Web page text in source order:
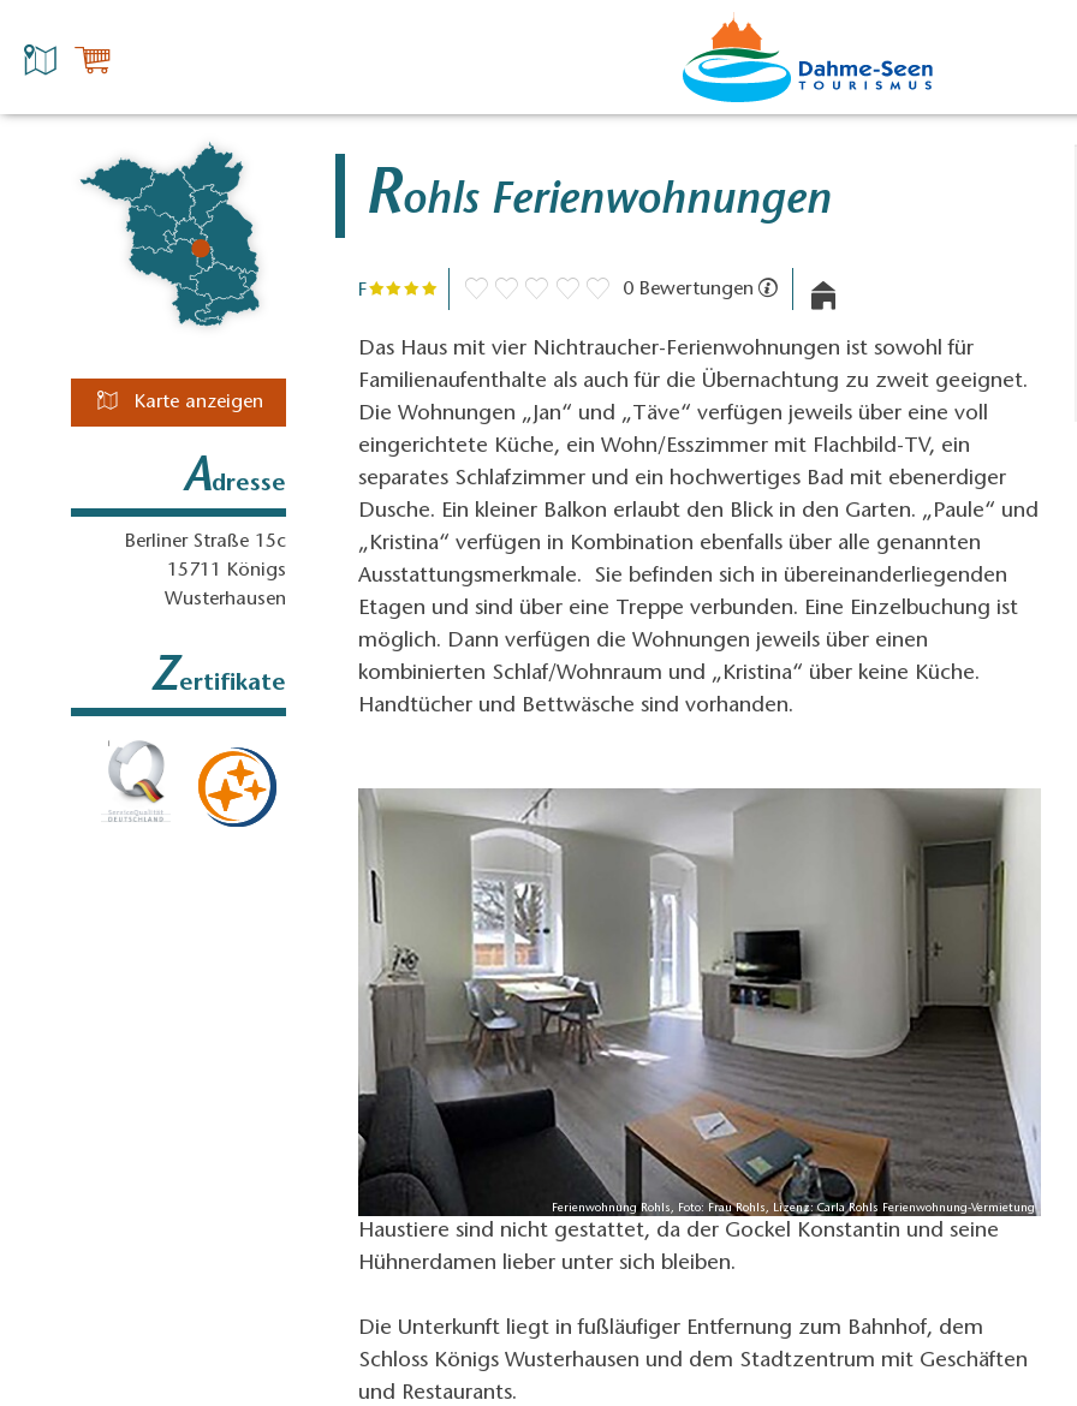
Karte anzeigen
Adresse
Berliner Straße 15c
15711 Königs
Wusterhausen
Zertifikate
Rohls Ferienwohnungen
F 0 Bewertungen
Das Haus mit vier Nichtraucher-Ferienwohnungen ist sowohl für
Familienaufenthalte als auch für die Übernachtung zu zweit geeignet.
Die Wohnungen „Jan“ und „Täve“ verfügen jeweils über eine voll
eingerichtete Küche, ein Wohn/Esszimmer mit Flachbild-TV, ein
separates Schlafzimmer und ein hochwertiges Bad mit ebenerdiger
Dusche. Ein kleiner Balkon erlaubt den Blick in den Garten. „Paule“ und
„Kristina“ verfügen in Kombination ebenfalls über alle genannten
Ausstattungsmerkmale. Sie befinden sich in übereinanderliegenden
Etagen und sind über eine Treppe verbunden. Eine Einzelbuchung ist
möglich. Dann verfügen die Wohnungen jeweils über einen
kombinierten Schlaf/Wohnraum und „Kristina“ über keine Küche.
Handtücher und Bettwäsche sind vorhanden.
Ferienwohnung Rohls, Foto: Frau Rohls, Lizenz: Carla Rohls Ferienwohnung-Vermietung
Haustiere sind nicht gestattet, da der Gockel Konstantin und seine
Hühnerdamen lieber unter sich bleiben.
Die Unterkunft liegt in fußläufiger Entfernung zum Bahnhof, dem
Schloss Königs Wusterhausen und dem Stadtzentrum mit Geschäften
und Restaurants.